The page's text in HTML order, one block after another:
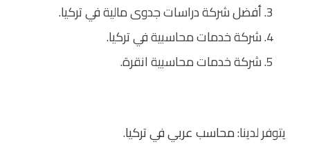
أفضل شركة دراسات جدوى مالية في تركيا.
شركة خدمات محاسبية في تركيا.
شركة خدمات محاسبية انقرة.
يتوفر لدينا:محاسب عربي في تركيا.